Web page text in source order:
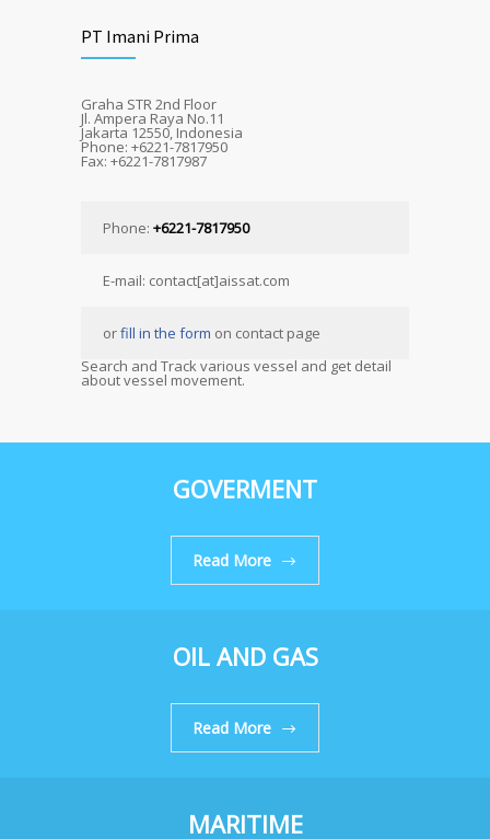
PT Imani Prima
Graha STR 2nd Floor
Jl. Ampera Raya No.11
Jakarta 12550, Indonesia
Phone: +6221-7817950
Fax: +6221-7817987
Phone: +6221-7817950
E-mail: contact[at]aissat.com
orfill in the form on contact page
Search and Track various vessel and get detail
about vessel movement.
GOVERMENT
Read More
OIL AND GAS
Read More
MARITIME